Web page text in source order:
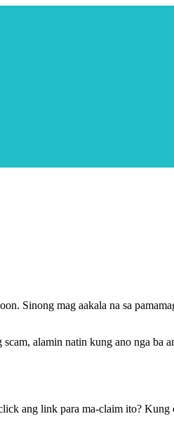
Sinong mag aakala na sa
alamin natin kung ano nga ba
ang link para ma-claim ito?